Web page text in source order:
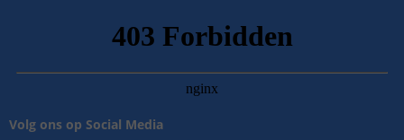
Volg ons op Social Media